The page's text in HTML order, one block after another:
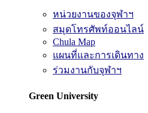
หน่วยงานของจุฬาฯ
สมุดโทรศัพท์ออนไลน์
Chula Map
แผนที่และการเดินทาง
ร่วมงานกับจุฬาฯ
Green University